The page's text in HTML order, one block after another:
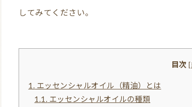
してみてください。
目次 [
1. エッセンシャルオイル（精油）とは
1.1. エッセンシャルオイルの種類